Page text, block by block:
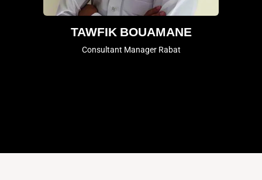
TAWFIK BOUAMANE
Consultant Manager Rabat